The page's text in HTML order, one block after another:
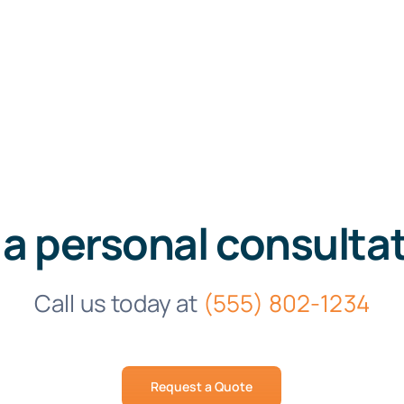
personal
Call us today at (555) 802-1234
Request a Quote